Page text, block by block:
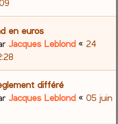
en euros
Jacques Leblond «24
différé
Jacques Leblond «05 juin